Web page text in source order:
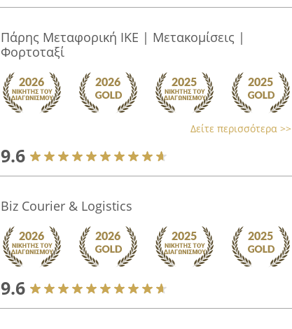
Πάρης Μεταφορική ΙΚΕ | Μετακομίσεις |
Φορτοταξί
Δείτε περισσότερα >>
9.6
Biz Courier & Logistics
9.6